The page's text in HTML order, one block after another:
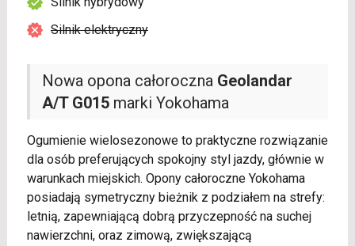
Nowa opona całoroczna Geolandar
A/T G015marki Yokohama
Ogumienie wielosezonowe to praktyczne rozwiązanie
dla osób preferujących spokojny styl jazdy, głównie w
warunkach miejskich. Opony całoroczne Yokohama
posiadają symetryczny bieżnik z podziałem na strefy:
letnią, zapewniającą dobrą przyczepność na suchej
nawierzchni, oraz zimową, zwiększającą
Silnik elektryczny